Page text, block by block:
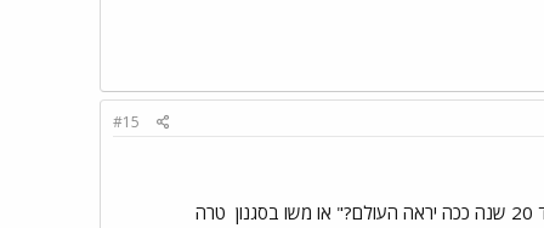
#15
טרה